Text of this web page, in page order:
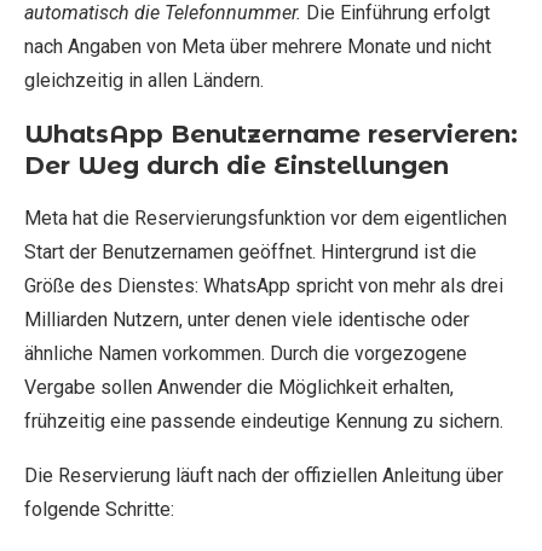
automatisch die Telefonnummer. Die Einführung erfolgt
nach Angaben von Meta über mehrere Monate und nicht
gleichzeitig in allen Ländern.
WhatsApp Benutzername reservieren:
Der Weg durch die Einstellungen
Meta hat die Reservierungsfunktion vor dem eigentlichen
Start der Benutzernamen geöffnet. Hintergrund ist die
Größe des Dienstes: WhatsApp spricht von mehr als drei
Milliarden Nutzern, unter denen viele identische oder
ähnliche Namen vorkommen. Durch die vorgezogene
Vergabe sollen Anwender die Möglichkeit erhalten,
frühzeitig eine passende eindeutige Kennung zu sichern.
Die Reservierung läuft nach der offiziellen Anleitung über
folgende Schritte: